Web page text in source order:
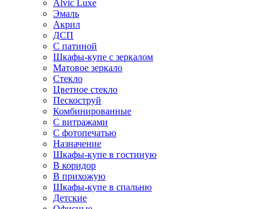
Alvic Luxe
Эмаль
Акрил
ДСП
С патиной
Шкафы-купе с зеркалом
Матовое зеркало
Стекло
Цветное стекло
Пескоструй
Комбинированные
С витражами
С фотопечатью
Назначение
Шкафы-купе в гостиную
В коридор
В прихожую
Шкафы-купе в спальню
Детские